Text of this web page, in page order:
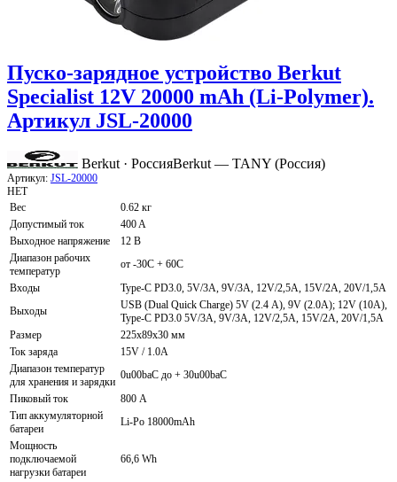
Пуско-зарядное устройство Berkut
Specialist 12V 20000 mAh (Li-Polymer).
Артикул JSL-20000
Berkut · РоссияBerkut — TANY (Россия)
Артикул: JSL-20000
НЕТ
Вес
0.62 кг
Допустимый ток
400 A
Выходное напряжение
12 В
Диапазон рабочих
температур
от -30С + 60С
Входы
Type-C PD3.0, 5V/3А, 9V/3A, 12V/2,5A, 15V/2A, 20V/1,5A
Выходы
USB (Dual Quick Charge) 5V (2.4 А), 9V (2.0A); 12V (10A),
Type-C PD3.0 5V/3А, 9V/3A, 12V/2,5A, 15V/2A, 20V/1,5A
Размер
225x89x30 мм
Ток заряда
15V / 1.0A
Диапазон температур
для хранения и зарядки
0u00baС до + 30u00baС
Пиковый ток
800 А
Тип аккумуляторной
батареи
Li-Po 18000mАh
Мощность
подключаемой
нагрузки батареи
66,6 Wh